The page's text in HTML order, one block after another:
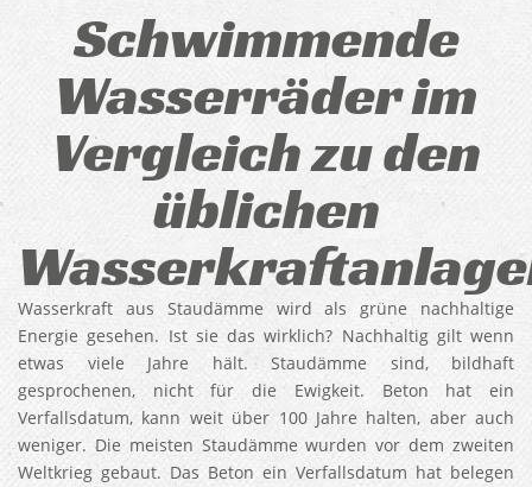
Schwimmende
Wasserräder im
Vergleich zu den
üblichen
Wasserkraft aus Staudämme wird als grüne nachhaltige
Energie gesehen. Ist sie das wirklich? Nachhaltig gilt wenn
etwas viele Jahre hält. Staudämme sind, bildhaft
gesprochenen, nicht für die Ewigkeit. Beton hat ein
Verfallsdatum, kann weit über 100 Jahre halten, aber auch
weniger. Die meisten Staudämme wurden vor dem zweiten
Weltkrieg gebaut. Das Beton ein Verfallsdatum hat belegen